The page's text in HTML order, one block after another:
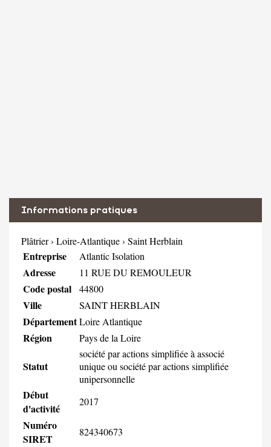
Informations pratiques
Plâtrier› Loire-Atlantique› Saint Herblain
Entreprise Atlantic Isolation
Adresse 11 RUE DU REMOULEUR
Code postal 44800
Ville SAINT HERBLAIN
DépartementLoire Atlantique
Région Pays de la Loire
Statut
société par actions simplifiée à associé
unique ou société par actions simplifiée
unipersonnelle
Début
d'activité
2017
Numéro
SIRET
824340673